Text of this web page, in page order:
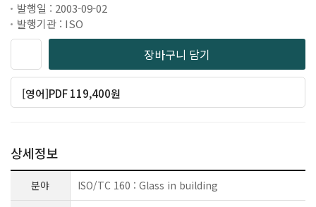
발행일 : 2003-09-02
발행기관 : ISO
장바구니 담기
[영어]PDF 119,400원
상세정보
분야 ISO/TC 160 : Glass in building